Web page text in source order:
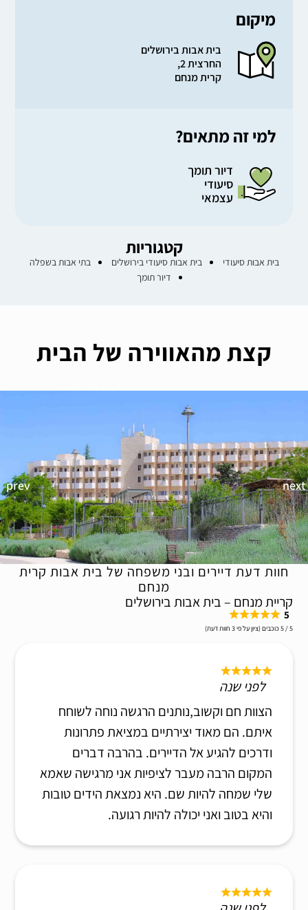
מיקום
בית אבות בירושלים
החרצית 2,
קרית מנחם
למי זה מתאים?
דיור תומך
סיעודי
עצמאי
קטגוריות
בית אבות סיעודי בית אבות סיעודי בירושלים
בתי אבות בשפלה
דיור תומך
קצת מהאווירה של הבית
חוות דעת דיירים ובני משפחה של בית אבות קרית
מנחם
קריית מנחם – בית אבות בירושלים
5
5 / 5 כוכבים (ציון על פי 3 חוות דעת)
לפני שנה
הצוות חם וקשוב,נותנים הרגשה נוחה לשוחח
איתם. הם מאוד יצירתיים במציאת פתרונות
ודרכים להגיע אל הדיירים. בהרבה דברים
המקום הרבה מעבר לציפיות אני מרגישה שאמא
שלי שמחה להיות שם. היא נמצאת הידים טובות
והיא בטוב ואני יכולה להיות רגועה.